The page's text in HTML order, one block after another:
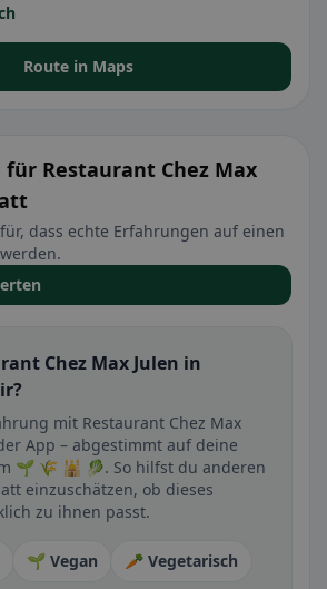
Route in Maps
Restaurant Chez Max
dass echte Erfahrungen auf einen
Chez Max Julen in
mit Restaurant Chez Max
App – abgestimmt auf deine
🌱 🌾 🕌 🥬. So hilfst du anderen
einzuschätzen, ob dieses
zu ihnen passt.
🌱 Vegan
🥕 Vegetarisch